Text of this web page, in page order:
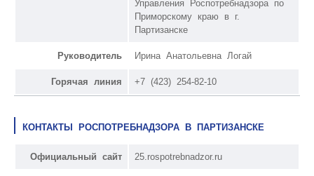
Управления Роспотребнадзора по
Приморскому краю в г.
Партизанске
Руководитель Ирина Анатольевна Логай
Горячая линия +7 (423) 254-82-10
КОНТАКТЫ РОСПОТРЕБНАДЗОРА В ПАРТИЗАНСКЕ
Официальный сайт 25.rospotrebnadzor.ru